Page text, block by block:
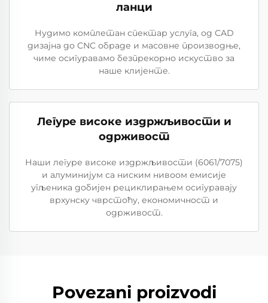
ланци
Нудимо комплетан спектар услуга, од CAD
дизајна до CNC обраде и масовне производње,
чиме осигуравамо безпрекорно искуство за
наше клијенте.
Легуре високе издржљивости и
одрживост
Наши легуре високе издржљивости (6061/7075)
и алуминијум са ниским нивоом емисије
угљеника добијен рециклирањем осигуравају
врхунску чврстоћу, економичност и
одрживост.
Povezani proizvodi